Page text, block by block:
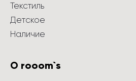
Текстиль
Детское
Наличие
О rooom`s